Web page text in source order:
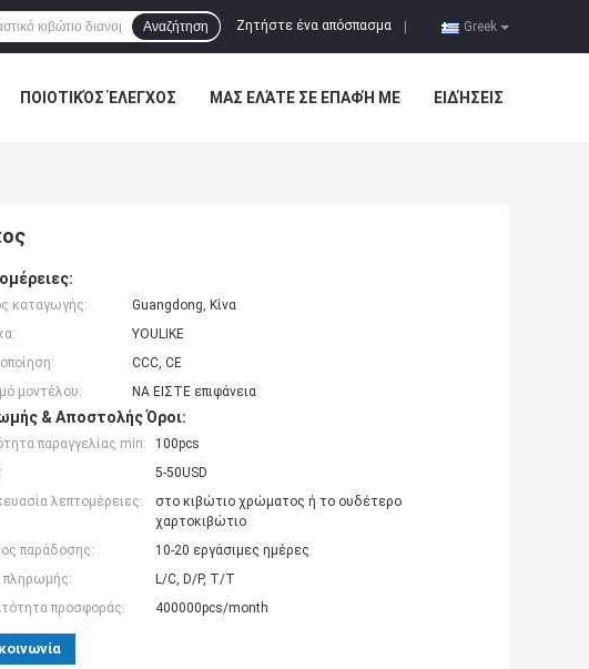
Greek
Ζητήστε ένα απόσπασμα
Αναζήτηση
ΠΟΙΟΤΙΚΌΣ ΈΛΕΓΧΟΣ ΜΑΣ ΕΛΆΤΕ ΣΕ ΕΠΑΦΉ ΜΕ ΕΙΔΉΣΕΙΣ
καταγωγής:
Guangdong, Κίνα
YOULIKE
CCC, CE
μοντέλου:
ΝΑ ΕΙΣΤΕ επιφάνεια
& Αποστολής Όροι:
παραγγελίας min:
100pcs
5-50USD
λεπτομέρειες:
στο κιβώτιο χρώματος ή το ουδέτερο
χαρτοκιβώτιο
παράδοσης:
10-20 εργάσιμες ημέρες
πληρωμής:
L/C, D/P, T/T
προσφοράς:
400000pcs/month